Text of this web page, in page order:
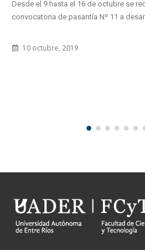
Desde el 9 hasta el 16 de octubre se
convocatoria de pasantía Nº 11 a
10 octubre, 2019